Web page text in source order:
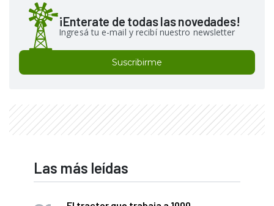
¡Enterate de todas las novedades!
Ingresá tu e-mail y recibí nuestro newsletter
Suscribirme
Las más leídas